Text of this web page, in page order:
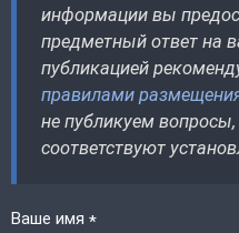
информации вы
предметный ответ на
публикацией
правилами
не публикуем
соответствуют
Ваше имя *